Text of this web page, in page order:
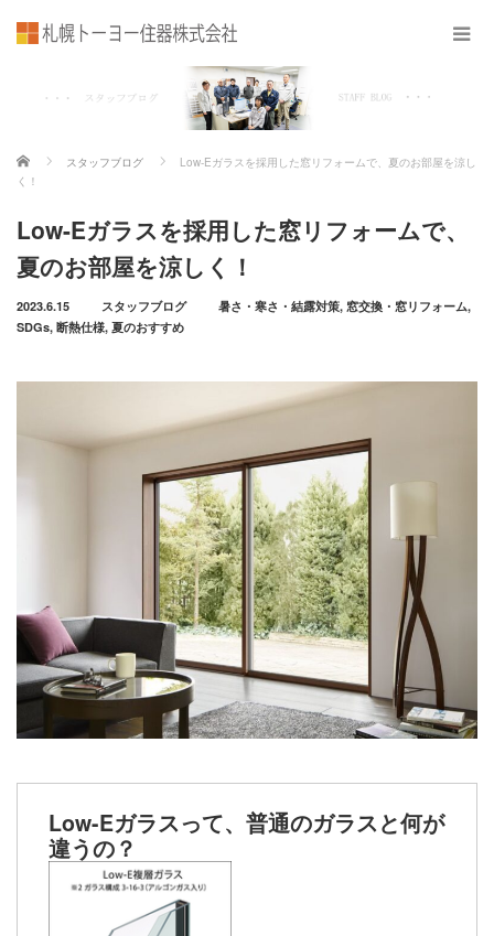
ホーム スタッフブログ
Low-Eガラスを採用した窓リフォームで、夏のお部屋を涼し
く！
Low-Eガラスを採用した窓リフォームで、
夏のお部屋を涼しく！
2023.6.15 スタッフブログ 暑さ・寒さ・結露対策, 窓交換・窓リフォーム,
SDGs, 断熱仕様, 夏のおすすめ
Low-Eガラスって、普通のガラスと何が
違うの？